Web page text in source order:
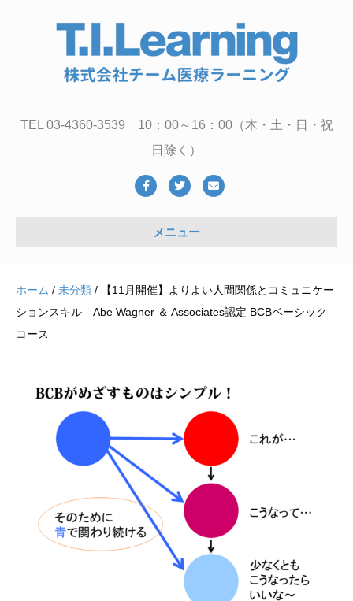
TEL 03-4360-3539 10：00～16：00（木・土・日・祝
日除く）
FacebookTwitterEmail
メニュー
ホーム / 未分類 / 【11月開催】よりよい人間関係とコミュニケー
ションスキル Abe Wagner ＆ Associates認定 BCBベーシック
コース